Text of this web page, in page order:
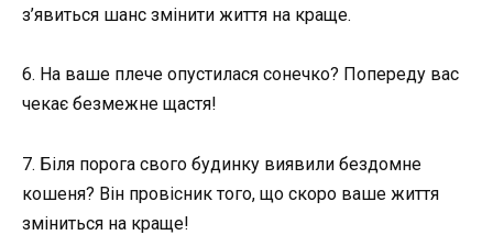
з’явиться шанс змінити життя на краще.
6. На ваше плече опустилася сонечко? Попереду вас
чекає безмежне щастя!
7. Біля порога свого будинку виявили бездомне
кошеня? Він провісник того, що скоро ваше життя
зміниться на краще!